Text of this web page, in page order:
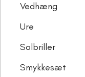
Vedhæng
Ure
Solbriller
Smykkesæt